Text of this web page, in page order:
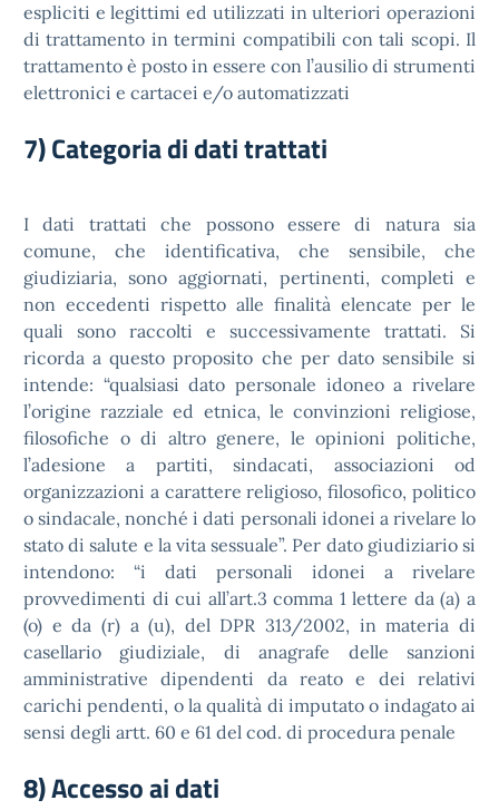
espliciti e legittimi ed utilizzati in ulteriori operazioni
di trattamento in termini compatibili con tali scopi. Il
trattamento è posto in essere con l’ausilio di strumenti
elettronici e cartacei e/o automatizzati
7) Categoria di dati trattati
I dati trattati che possono essere di natura sia
comune, che identificativa, che sensibile, che
giudiziaria, sono aggiornati, pertinenti, completi e
non eccedenti rispetto alle finalità elencate per le
quali sono raccolti e successivamente trattati. Si
ricorda a questo proposito che per dato sensibile si
intende: “qualsiasi dato personale idoneo a rivelare
l’origine razziale ed etnica, le convinzioni religiose,
filosofiche o di altro genere, le opinioni politiche,
l’adesione a partiti, sindacati, associazioni od
organizzazioni a carattere religioso, filosofico, politico
o sindacale, nonché i dati personali idonei a rivelare lo
stato di salute e la vita sessuale”. Per dato giudiziario si
intendono: “i dati personali idonei a rivelare
provvedimenti di cui all’art.3 comma 1 lettere da (a) a
(o) e da (r) a (u), del DPR 313/2002, in materia di
casellario giudiziale, di anagrafe delle sanzioni
amministrative dipendenti da reato e dei relativi
carichi pendenti, o la qualità di imputato o indagato ai
sensi degli artt. 60 e 61 del cod. di procedura penale
8) Accesso ai dati